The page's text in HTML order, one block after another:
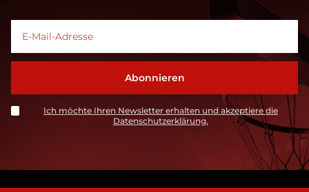
Ich möchte Ihren Newsletter erhalten und akzeptiere die
Datenschutzerklärung.